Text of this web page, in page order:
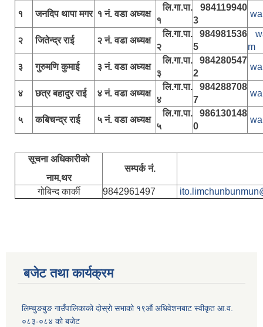
१ जनदिप थापा मगर १ नं. वडा अध्यक्ष
लि.गा.पा.
१
984119940
3
२ जितेन्द्र राई २ नं. वडा अध्यक्ष
लि.गा.पा.
२
984981536
5
m
३
गुरुमणि कुमाई ३ नं. वडा अध्यक्ष
लि.गा.पा.
३
984280547
2
४ छत्र बहादुर राई ४ नं. वडा अध्यक्ष
लि.गा.पा.
४
984288708
7
५ कबिचन्द्र राई ५ नं. वडा अध्यक्ष
लि.गा.पा.
५
986130148
0
सूचना अधिकारीकाे
नाम,थर
सम्पर्क नं.
गोबिन्द कार्की 9842961497
बजेट तथा कार्यक्रम
लिम्चुङबुङ गाउँपालिकाको दोस्रो सभाको १९औं अधिवेशनबाट स्वीकृत आ.व.
०८३-०८४ को बजेट